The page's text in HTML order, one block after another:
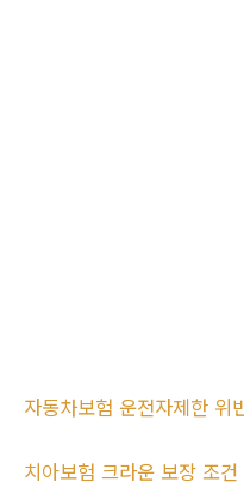
자동차보험 운전자제한 위
치아보험 크라운 보장 조건